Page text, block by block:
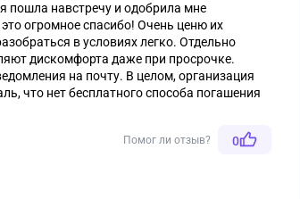
пошла навстречу и одобрила мне
огромное спасибо! Очень ценю их
в условиях легко. Отдельно
дискомфорта даже при просрочке.
на почту. В целом, организация
что нет бесплатного способа погашения
Помог ли отзыв? 0